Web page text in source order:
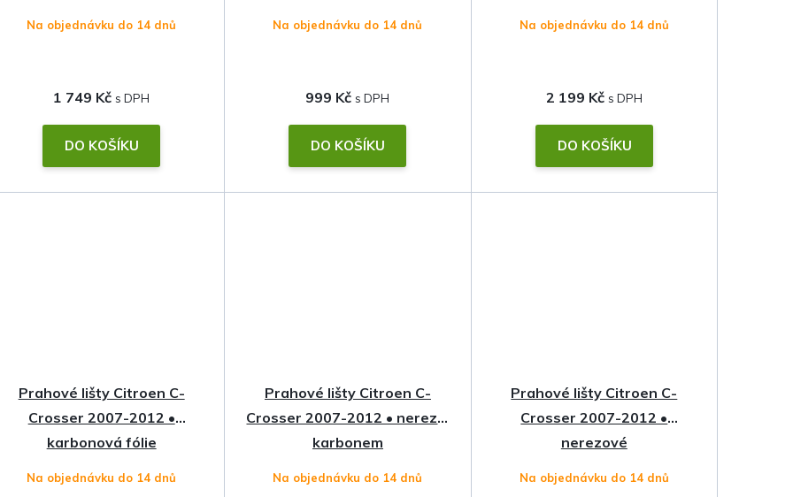
Na objednávku do 14 dnů
1 749 Kč
DO KOŠÍKU
Na objednávku do 14 dnů
999 Kč
DO KOŠÍKU
Na objednávku do 14 dnů
2 199 Kč
DO KOŠÍKU
Prahové lišty Citroen C-
Crosser 2007-2012 •
karbonová fólie
Na objednávku do 14 dnů
Prahové lišty Citroen C-
Crosser 2007-2012 • nerez s
karbonem
Na objednávku do 14 dnů
Prahové lišty Citroen C-
Crosser 2007-2012 •
nerezové
Na objednávku do 14 dnů